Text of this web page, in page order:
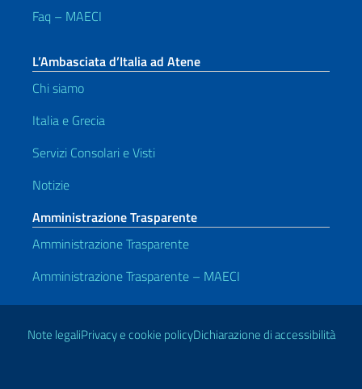
Faq – MAECI
L’Ambasciata d’Italia ad Atene
Chi siamo
Italia e Grecia
Servizi Consolari e Visti
Notizie
Amministrazione Trasparente
Amministrazione Trasparente
Amministrazione Trasparente – MAECI
Link Utili
Note legaliPrivacy e cookie policyDichiarazione di accessibilità